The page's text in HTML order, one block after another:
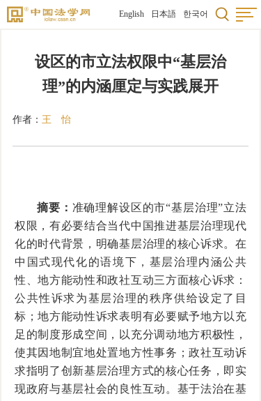
English 日本語 한국어
设区的市立法权限中“基层治
理”的内涵厘定与实践展开
作者： 王 怡
摘要： 准确理解设区的市“基层治理”立法
权限，有必要结合当代中国推进基层治理现代
化的时代背景，明确基层治理的核心诉求。在
中国式现代化的语境下，基层治理内涵公共
性、地方能动性和政社互动三方面核心诉求：
公共性诉求为基层治理的秩序供给设定了目
标；地方能动性诉求表明有必要赋予地方以充
足的制度形成空间，以充分调动地方积极性，
使其因地制宜地处置地方性事务；政社互动诉
求指明了创新基层治理方式的核心任务，即实
现政府与基层社会的良性互动。基于法治在基